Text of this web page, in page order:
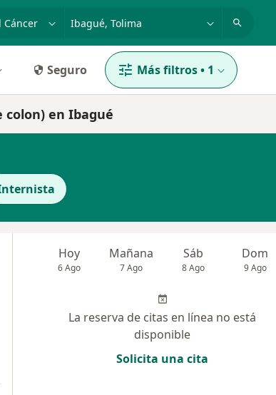
o nombre
p. ej. Bogotá
Seguro Más filtros• 1
colon) en Ibagué
Hoy
6 Ago
Mañana
7 Ago
Sáb
8 Ago
Dom
9 Ago
La reserva de citas en línea no está
disponible
Solicita una cita